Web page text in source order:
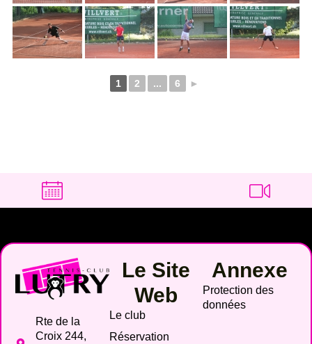
1 2 ... 6 ►
Rte de la
Croix 244,
Le Site
Web
Le club
Réservation
Annexe
Protection des
données